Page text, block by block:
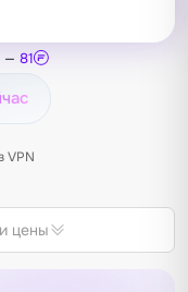
— 81
VPN
цены